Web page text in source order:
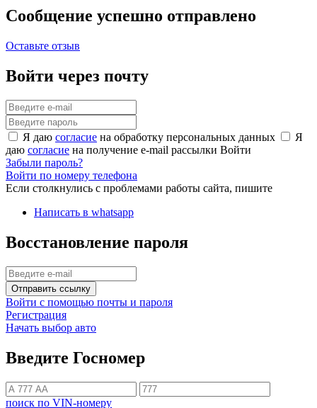
Сообщение успешно отправлено
Оставьте отзыв
Войти через почту
Я даю согласие на обработку персональных данных
Я
даю согласие на получение e-mail рассылки Войти
Забыли пароль?
Войти по номеру телефона
Если столкнулись с проблемами работы сайта, пишите
Написать в whatsapp
Восстановление пароля
Отправить ссылку
Войти с помощью почты и пароля
Регистрация
Начать выбор авто
Введите Госномер
поиск по VIN-номеру